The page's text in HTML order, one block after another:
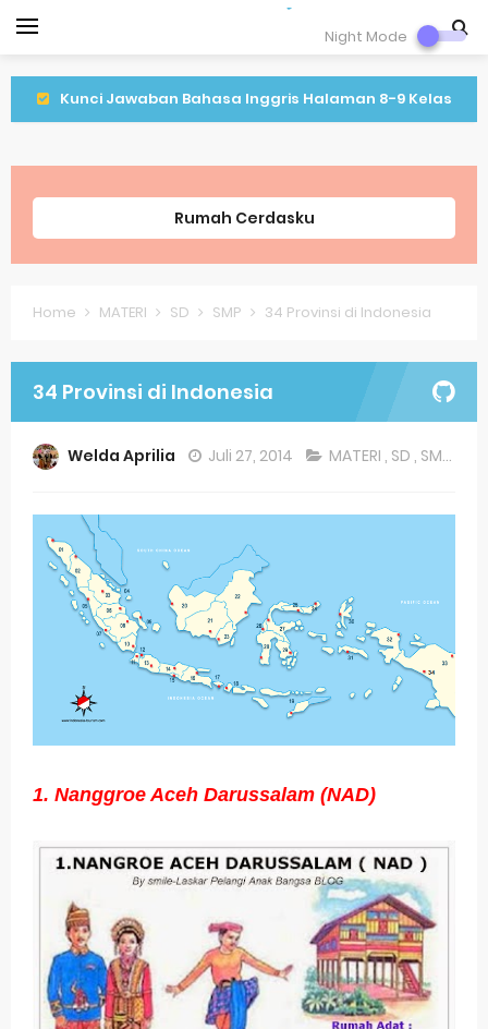
Kunci Jawaban Bahasa Inggris Halaman 8-9 Kelas
Kunci Jawaban IPA Halaman 8 Kelas 9 Semester 1
Soal Latihan Matematika Kelas 9
Soal Latihan Bahasa Inggris Kelas 8 Semester 2
(Genap)
Jawaban Bahasa Indonesia Kelas VIII (8) Kurikulum
Merdeka Halaman 18
Jawaban Bahasa Indonesia Kelas VIII (8) Kurikulum
Merdeka Halaman 15
Merdeka Halaman 7
Merdeka Halaman 5
Organ Peredaran Darah pada Manusia dan
Fungsinya (BUPENA Halaman 3-5)
Latihan Tema 1 Subtema 1 Kelas 5
Rumah Cerdasku
Home MATERI SD SMP 34 Provinsi di Indonesia
34 Provinsi di Indonesia
Welda Aprilia Juli 27, 2014 MATERI , SD , SMP
1. Nanggroe Aceh Darussalam (NAD)
Night Mode